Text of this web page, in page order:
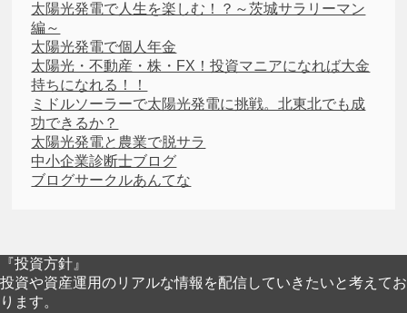
太陽光発電で人生を楽しむ！？～茨城サラリーマン
編～
太陽光発電で個人年金
太陽光・不動産・株・FX！投資マニアになれば大金
持ちになれる！！
ミドルソーラーで太陽光発電に挑戦。北東北でも成
功できるか？
太陽光発電と農業で脱サラ
中小企業診断士ブログ
ブログサークルあんてな
『投資方針』
投資や資産運用のリアルな情報を配信していきたいと考えてお
ります。